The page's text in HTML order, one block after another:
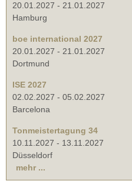
20.01.2027 - 21.01.2027
Hamburg
boe international 2027
20.01.2027 - 21.01.2027
Dortmund
ISE 2027
02.02.2027 - 05.02.2027
Barcelona
Tonmeistertagung 34
10.11.2027 - 13.11.2027
Düsseldorf
mehr ...